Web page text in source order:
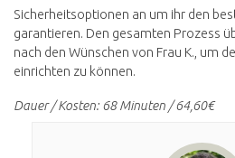
Sicherheitsoptionen an um ihr den
garantieren. Den gesamten Prozess
nach den Wünschen von Frau K., um
einrichten zu können.
Dauer / Kosten: 68 Minuten / 64,60€